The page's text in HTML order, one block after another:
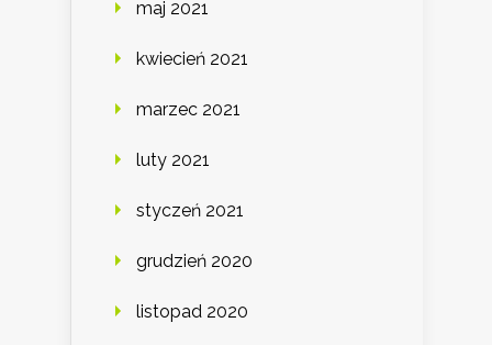
maj 2021
kwiecień 2021
marzec 2021
luty 2021
styczeń 2021
grudzień 2020
listopad 2020